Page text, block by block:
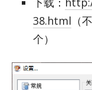
38.html （
个）